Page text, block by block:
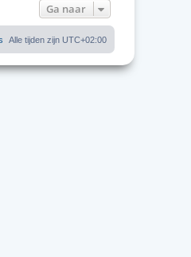
Ga naar
Alle tijden zijn UTC+02:00